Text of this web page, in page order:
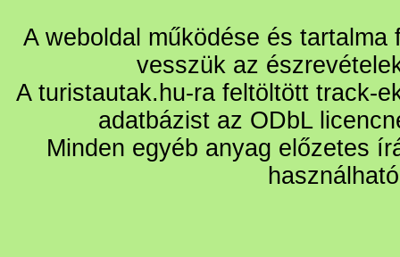
A weboldal működése és
vesszük az
A turistautak.hu-ra feltöltött track-
adatbázist az ODbL
Minden egyéb anyag előzetes